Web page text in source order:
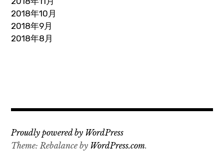
2018年10月
2018年9月
2018年8月
Proudly powered by WordPress
Theme: Rebalance by WordPress.com.